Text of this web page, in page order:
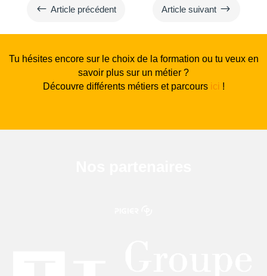
# Article précédent Article suivant $
Tu hésites encore sur le choix de la formation ou tu veux en
savoir plus sur un métier ?
Découvre différents métiers et parcours ici !